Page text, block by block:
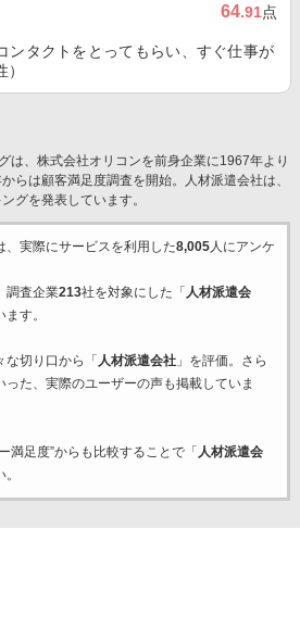
64.91点
ンタクトをとってもらい、すぐ仕事が
は、株式会社オリコンを前身企業に1967年より
らは顧客満足度調査を開始。人材派遣会社は、
グを発表しています。
、実際にサービスを利用した8,005人にアンケ
調査企業213社を対象にした「 人材派遣会
す。
切り口から「 人材派遣会社」を評価。さら
た、実際のユーザーの声も掲載していま
満足度”からも比較することで「 人材派遣会